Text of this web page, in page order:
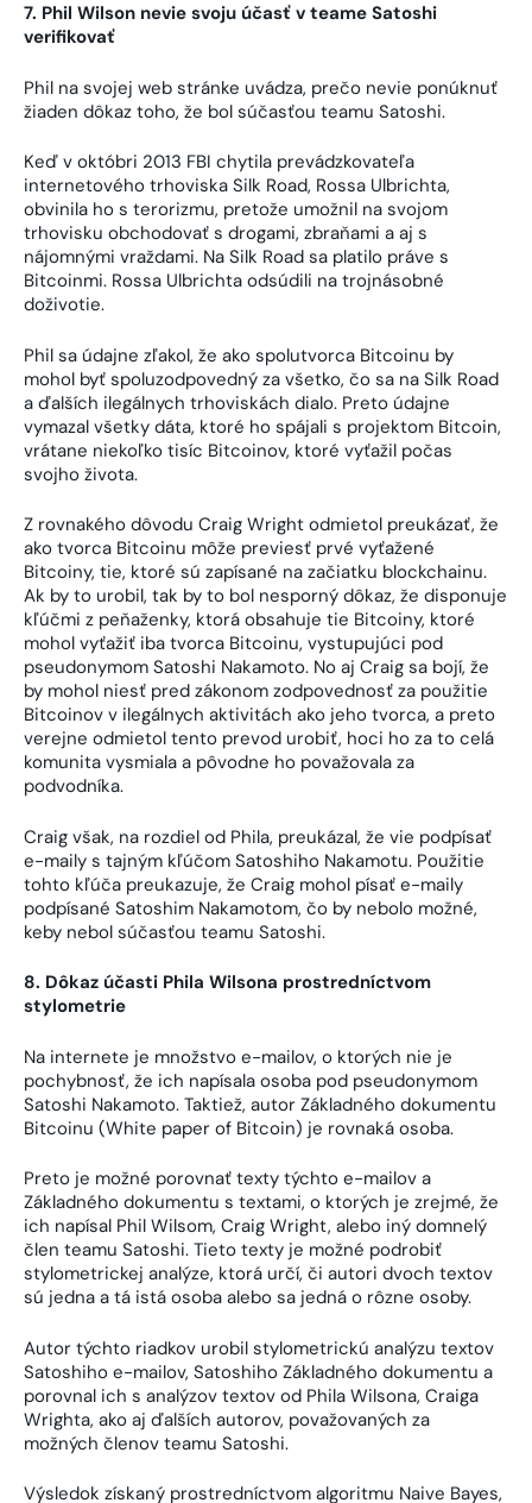
7. Phil Wilson nevie svoju účasť v teame Satoshi
verifikovať
Phil na svojej web stránke uvádza, prečo nevie ponúknuť
žiaden dôkaz toho, že bol súčasťou teamu Satoshi.
Keď v októbri 2013 FBI chytila prevádzkovateľa
internetového trhoviska Silk Road, Rossa Ulbrichta,
obvinila ho s terorizmu, pretože umožnil na svojom
trhovisku obchodovať s drogami, zbraňami a aj s
nájomnými vraždami. Na Silk Road sa platilo práve s
Bitcoinmi. Rossa Ulbrichta odsúdili na trojnásobné
doživotie.
Phil sa údajne zľakol, že ako spolutvorca Bitcoinu by
mohol byť spoluzodpovedný za všetko, čo sa na Silk Road
a ďalších ilegálnych trhoviskách dialo. Preto údajne
vymazal všetky dáta, ktoré ho spájali s projektom Bitcoin,
vrátane niekoľko tisíc Bitcoinov, ktoré vyťažil počas
svojho života.
Z rovnakého dôvodu Craig Wright odmietol preukázať, že
ako tvorca Bitcoinu môže previesť prvé vyťažené
Bitcoiny, tie, ktoré sú zapísané na začiatku blockchainu.
Ak by to urobil, tak by to bol nesporný dôkaz, že disponuje
kľúčmi z peňaženky, ktorá obsahuje tie Bitcoiny, ktoré
mohol vyťažiť iba tvorca Bitcoinu, vystupujúci pod
pseudonymom Satoshi Nakamoto. No aj Craig sa bojí, že
by mohol niesť pred zákonom zodpovednosť za použitie
Bitcoinov v ilegálnych aktivitách ako jeho tvorca, a preto
verejne odmietol tento prevod urobiť, hoci ho za to celá
komunita vysmiala a pôvodne ho považovala za
podvodníka.
Craig však, na rozdiel od Phila, preukázal, že vie podpísať
e-maily s tajným kľúčom Satoshiho Nakamotu. Použitie
tohto kľúča preukazuje, že Craig mohol písať e-maily
podpísané Satoshim Nakamotom, čo by nebolo možné,
keby nebol súčasťou teamu Satoshi.
8. Dôkaz účasti Phila Wilsona prostredníctvom
stylometrie
Na internete je množstvo e-mailov, o ktorých nie je
pochybnosť, že ich napísala osoba pod pseudonymom
Satoshi Nakamoto. Taktiež, autor Základného dokumentu
Bitcoinu (White paper of Bitcoin) je rovnaká osoba.
Preto je možné porovnať texty týchto e-mailov a
Základného dokumentu s textami, o ktorých je zrejmé, že
ich napísal Phil Wilsom, Craig Wright, alebo iný domnelý
člen teamu Satoshi. Tieto texty je možné podrobiť
stylometrickej analýze, ktorá určí, či autori dvoch textov
sú jedna a tá istá osoba alebo sa jedná o rôzne osoby.
Autor týchto riadkov urobil stylometrickú analýzu textov
Satoshiho e-mailov, Satoshiho Základného dokumentu a
porovnal ich s analýzov textov od Phila Wilsona, Craiga
Wrighta, ako aj ďalších autorov, považovaných za
možných členov teamu Satoshi.
Výsledok získaný prostredníctvom algoritmu Naive Bayes,